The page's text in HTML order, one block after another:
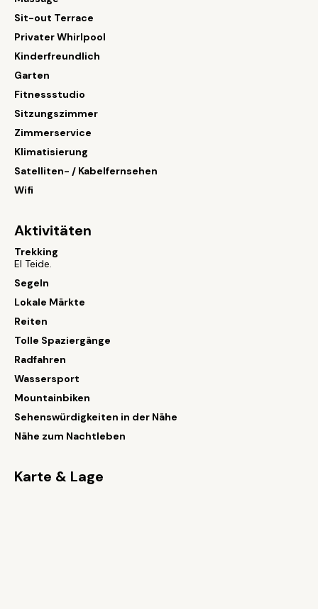
Sit-out Terrace
Privater Whirlpool
Kinderfreundlich
Garten
Fitnessstudio
Sitzungszimmer
Zimmerservice
Klimatisierung
Satelliten- / Kabelfernsehen
Wifi
Aktivitäten
Trekking
El Teide.
Segeln
Lokale Märkte
Reiten
Tolle Spaziergänge
Radfahren
Wassersport
Mountainbiken
Sehenswürdigkeiten in der Nähe
Nähe zum Nachtleben
Karte & Lage